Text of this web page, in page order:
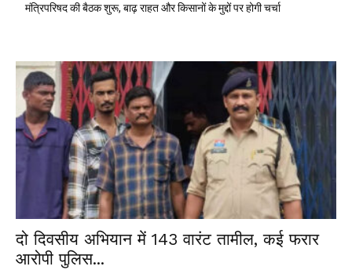
मंत्रिपरिषद की बैठक शुरू, बाढ़ राहत और किसानों के मुद्दों पर होगी चर्चा
दो दिवसीय अभियान में 143 वारंट तामील, कई फरार
आरोपी पुलिस...